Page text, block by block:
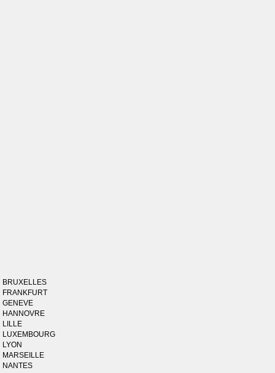
BRUXELLES
FRANKFURT
GENEVE
HANNOVRE
LILLE
LUXEMBOURG
LYON
MARSEILLE
NANTES